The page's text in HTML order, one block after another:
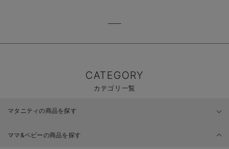
CATEGORY
カテゴリ一覧
マタニティの商品を探す
ママ&ベビーの商品を探す